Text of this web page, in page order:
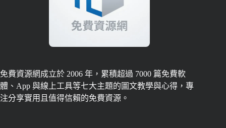
免費資源網成立於 2006 年，累積超過 7000 篇免費軟
體、App 與線上工具等七大主題的圖文教學與心得，專
注分享實用且值得信賴的免費資源。